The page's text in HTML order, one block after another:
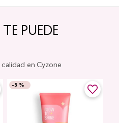
PUEDE
en Cyzone
-5 %